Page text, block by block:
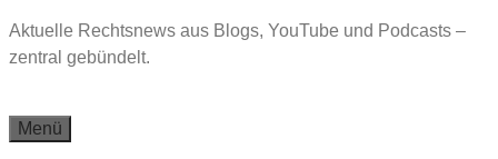
Zum
Inhalt
Aktuelle Rechtsnews aus Blogs, YouTube und Podcasts –
zentral gebündelt.
Menü